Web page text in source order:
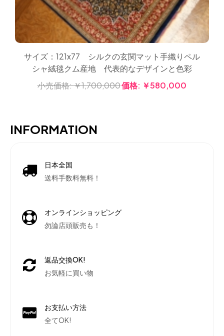
サイズ：121x77 シルクの玄関マット手織りペル
シャ絨毯クム産地 代表的なデザインと色彩
小売価格:￥1,700,000価格: ￥580,000
INFORMATION
日本全国
送料手数料無料！
オンラインショッピング
勿論店頭販売も！
返品交換OK!
お気軽に買い物
お支払い方法
全てOK!